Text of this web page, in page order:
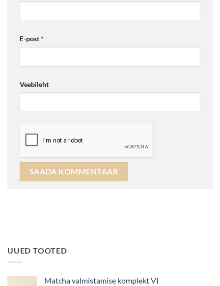
E-post*
Veebileht
UUED TOOTED
Matcha valmistamise komplekt VI